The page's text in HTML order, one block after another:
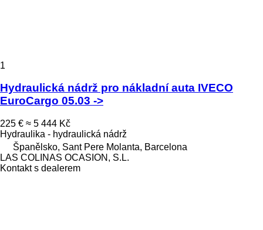
1
Hydraulická nádrž pro nákladní auta IVECO
EuroCargo 05.03 ->
225 € ≈ 5 444 Kč
Hydraulika - hydraulická nádrž
Španělsko, Sant Pere Molanta, Barcelona
LAS COLINAS OCASION, S.L.
Kontakt s dealerem